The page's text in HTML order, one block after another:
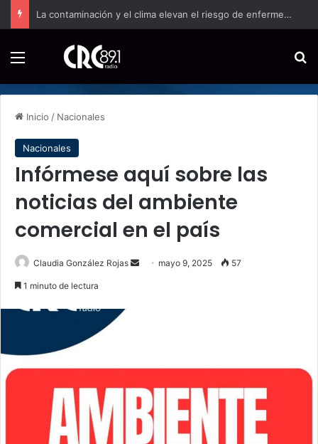
La contaminación y el clima elevan el riesgo de enfermedades respiratorias incluso semanas después, revela la UCR
Menú
Inicio / Nacionales
Nacionales
Infórmese aquí sobre las
noticias del ambiente
comercial en el país
Claudia González Rojas
Send mayo 9, 2025 57
1 minuto de lectura